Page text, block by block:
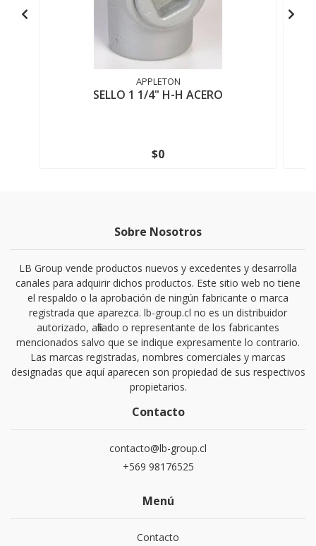
APPLETON
SELLO 1 1/4" H-H ACERO
$0
Sobre Nosotros
LB Group vende productos nuevos y excedentes y desarrolla
canales para adquirir dichos productos. Este sitio web no tiene
el respaldo o la aprobación de ningún fabricante o marca
registrada que aparezca. lb-group.cl no es un distribuidor
autorizado, afiliado o representante de los fabricantes
mencionados salvo que se indique expresamente lo contrario.
Las marcas registradas, nombres comerciales y marcas
designadas que aquí aparecen son propiedad de sus respectivos
propietarios.
Contacto
contacto@lb-group.cl
+569 98176525
Menú
Contacto